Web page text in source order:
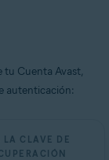
tu Cuenta Avast,
autenticación:
LA CLAVE DE